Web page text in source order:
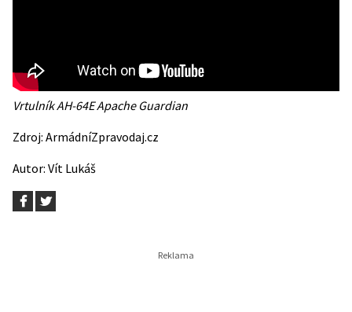
Vrtulník AH-64E Apache Guardian
Zdroj: ArmádníZpravodaj.cz
Autor: Vít Lukáš